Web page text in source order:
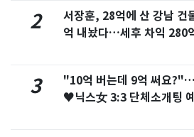
2
서장훈, 28억에 산 강남 건
억 내놨다…세후 차익 280
3
"10억 버는데 9억 써요
♥닉스女 3:3 단체소개팅